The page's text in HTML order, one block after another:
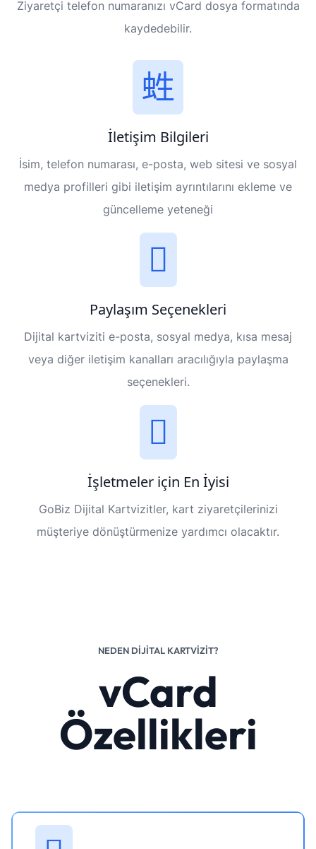
Ziyaretçi telefon numaranızı vCard dosya formatında
kaydedebilir.
İletişim Bilgileri
İsim, telefon numarası, e-posta, web sitesi ve sosyal
medya profilleri gibi iletişim ayrıntılarını ekleme ve
güncelleme yeteneği
Paylaşım Seçenekleri
Dijital kartviziti e-posta, sosyal medya, kısa mesaj
veya diğer iletişim kanalları aracılığıyla paylaşma
seçenekleri.
İşletmeler için En İyisi
GoBiz Dijital Kartvizitler, kart ziyaretçilerinizi
müşteriye dönüştürmenize yardımcı olacaktır.
NEDEN DIJITAL KARTVIZIT?
vCard
Özellikleri